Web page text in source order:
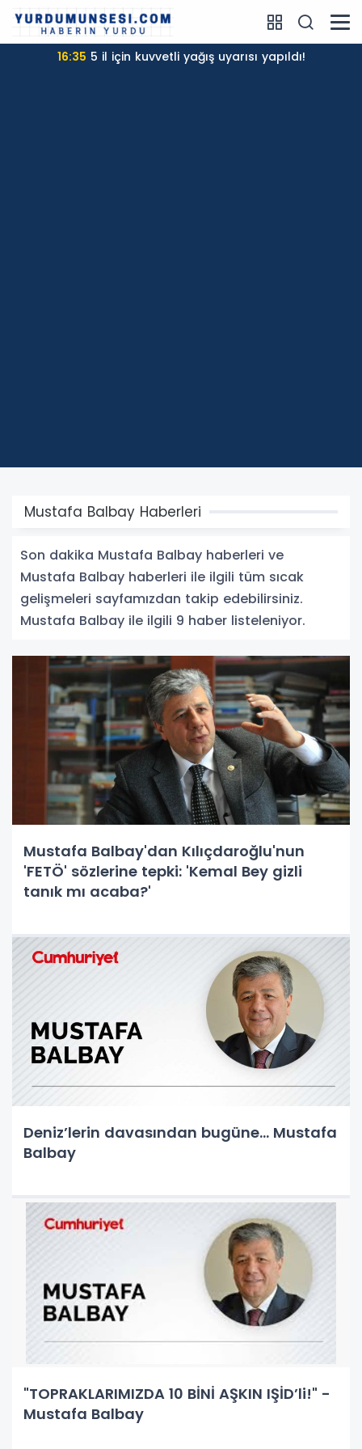
16:35 5 il için kuvvetli yağış uyarısı yapıldı!
Mustafa Balbay Haberleri
Son dakika Mustafa Balbay haberleri ve
Mustafa Balbay haberleri ile ilgili tüm sıcak
gelişmeleri sayfamızdan takip edebilirsiniz.
Mustafa Balbay ile ilgili 9 haber listeleniyor.
Mustafa Balbay'dan Kılıçdaroğlu'nun
'FETÖ' sözlerine tepki: 'Kemal Bey gizli
tanık mı acaba?'
Deniz’lerin davasından bugüne... Mustafa
Balbay
"TOPRAKLARIMIZDA 10 BİNİ AŞKIN IŞİD’li!" -
Mustafa Balbay